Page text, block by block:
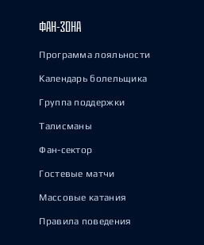
ФАН-ЗОНА
Программа лояльности
Календарь болельщика
Группа поддержки
Талисманы
Фан-сектор
Гостевые матчи
Массовые катания
Правила поведения